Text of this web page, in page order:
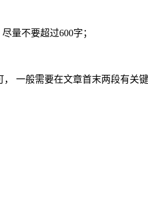
量不要超过600字；
一般需要在文章首末两段有关